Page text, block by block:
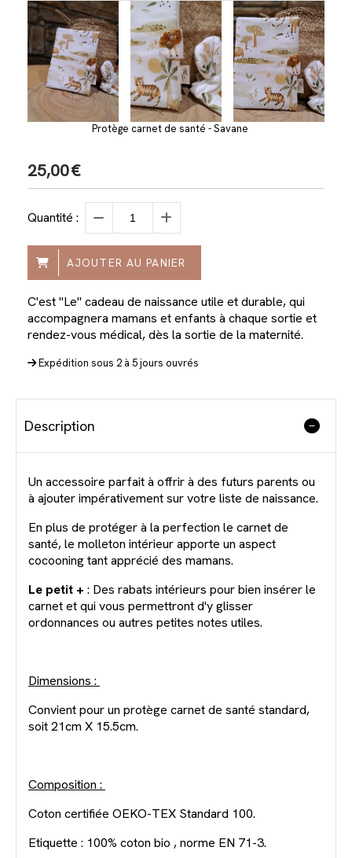
Protège carnet de santé - Savane
25,00€
Quantité :
AJOUTER AU PANIER
C'est "Le" cadeau de naissance utile et durable, qui
accompagnera mamans et enfants à chaque sortie et
rendez-vous médical, dès la sortie de la maternité.
Expédition sous 2 à 5 jours ouvrés
Description
Un accessoire parfait à offrir à des futurs parents ou
à ajouter impérativement sur votre liste de naissance.
En plus de protéger à la perfection le carnet de
santé, le molleton intérieur apporte un aspect
cocooning tant apprécié des mamans.
Le petit + : Des rabats intérieurs pour bien insérer le
carnet et qui vous permettront d'y glisser
ordonnances ou autres petites notes utiles.
Dimensions :
Convient pour un protège carnet de santé standard,
soit 21cm X 15.5cm.
Composition :
Coton certifiée OEKO-TEX Standard 100.
Etiquette : 100% coton bio , norme EN 71-3.